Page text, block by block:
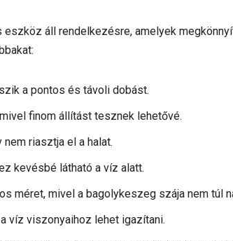
áll rendelkezésre, amelyek
a pontos és távoli dobást.
finom állítást tesznek lehetővé.
riasztja el a halat.
kevésbé látható a víz alatt.
méret, mivel a bagolykeszeg szája nem túl
víz viszonyaihoz lehet igazítani.